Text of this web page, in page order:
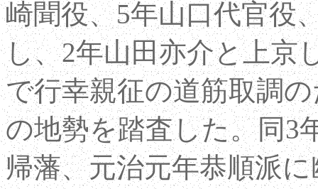
崎聞役、5年山口代官役
し、2年山田亦介と上京
で行幸親征の道筋取調
の地勢を踏査した。同3
帰藩、元治元年恭順派